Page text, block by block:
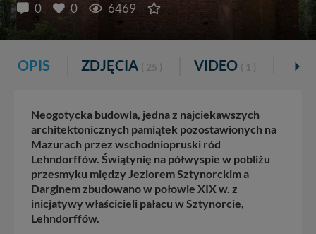
0
0 6469
OPIS ZDJĘCIA ( 25 ) VIDEO ( 1 )
Neogotycka budowla, jedna z najciekawszych
architektonicznych pamiątek pozostawionych na
Mazurach przez wschodniopruski ród
Lehndorffów. Świątynię na półwyspie w pobliżu
przesmyku między Jeziorem Sztynorckim a
Darginem zbudowano w połowie XIX w. z
inicjatywy właścicieli pałacu w Sztynorcie,
Lehndorffów.